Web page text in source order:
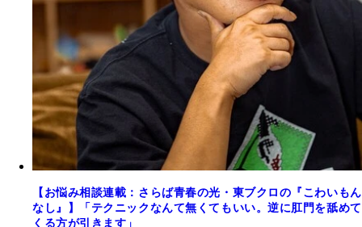
【お悩み相談連載：さらば青春の光・東ブクロの『こわいもん
なし』】「テクニックなんて無くてもいい。逆に肛門を舐めて
くる方が引きます」